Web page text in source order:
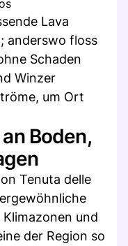
Lava
anderswo floss
Schaden
Winzer
um Ort
Boden,
Tenuta delle
und
der Region so